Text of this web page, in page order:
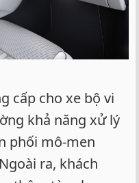
cấp cho xe bộ vi
khả năng xử lý
phối mô-men
ra, khách